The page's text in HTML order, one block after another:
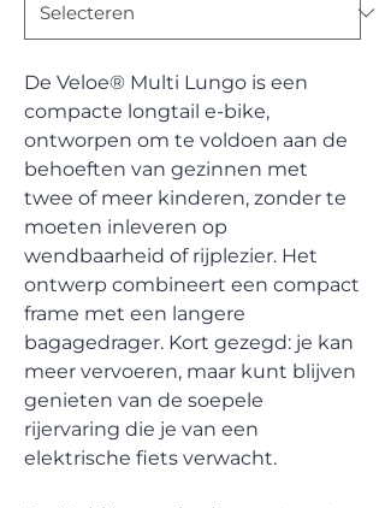
De Veloe® Multi Lungo is een
compacte longtail e-bike,
ontworpen om te voldoen aan de
behoeften van gezinnen met
twee of meer kinderen, zonder te
moeten inleveren op
wendbaarheid of rijplezier. Het
ontwerp combineert een compact
frame met een langere
bagagedrager. Kort gezegd: je kan
meer vervoeren, maar kunt blijven
genieten van de soepele
rijervaring die je van een
elektrische fiets verwacht.